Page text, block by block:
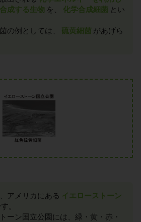
成する生物 を、 化学合成細菌 とい
の例としては、
硫黄細菌 があげら
アメリカにある イエローストーン
。
ーン国立公園には、緑・黄・赤・